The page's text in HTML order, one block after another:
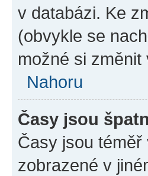
v databázi. Ke
(obvykle se
možné si
Nahoru
Časy jsou
Časy jsou
zobrazené v